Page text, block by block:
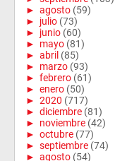
► agosto (59)
► julio (73)
► junio (60)
► mayo (81)
► abril (85)
► marzo (93)
► febrero (61)
► enero (50)
► 2020 (717)
► diciembre (81)
► noviembre (42)
► octubre (77)
► septiembre (74)
► agosto (54)